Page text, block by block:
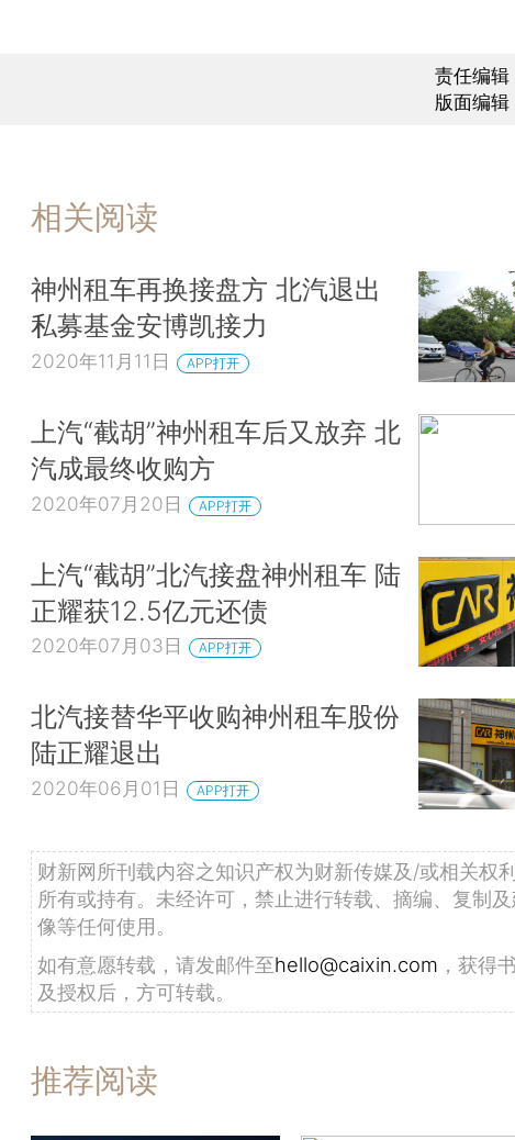
责任编辑
版面编辑
相关阅读
神州租车再换接盘方 北汽退出
私募基金安博凯接力
2020年11月11日 APP打开
上汽“截胡”神州租车后又放弃 北
汽成最终收购方
2020年07月20日 APP打开
上汽“截胡”北汽接盘神州租车 陆
正耀获12.5亿元还债
2020年07月03日 APP打开
北汽接替华平收购神州租车股份
陆正耀退出
2020年06月01日 APP打开
财新网所刊载内容之知识产权为财新传媒及/或相关权
所有或持有。未经许可，禁止进行转载、摘编、复制
像等任何使用。
如有意愿转载，请发邮件至hello@caixin.com ，获得
及授权后，方可转载。
推荐阅读